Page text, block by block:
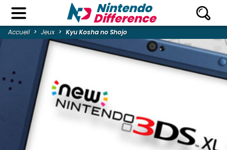
Accueil Jeux Kyu Kosha no Shojo